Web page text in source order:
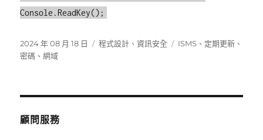
Console.ReadKey();
發
佈
2024 年 08 月 18 日
分
程式設計 、資訊安全
標
ISMS 、 定期更新 、
密碼 、網域
顧問服務